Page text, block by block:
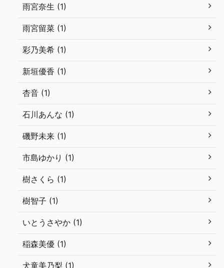
雨宮奈生 (1)
雨宮留菜 (1)
彩乃美希 (1)
新垣優香 (1)
杏音 (1)
石川あんな (1)
磯野未来 (1)
市島ゆかり (1)
樹さくら (1)
樹智子 (1)
いとうさやか (1)
稲森美優 (1)
犬童美乃梨 (1)